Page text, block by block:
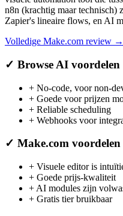
n8n (krachtig maar technisch)
Zapier's lineaire flows, en AI
Volledige Make.com review →
✓ Browse AI voordelen
+ No-code, voor non-
+ Goede voor prijzen
+ Reliable scheduling
+ Webhooks voor
✓ Make.com voordelen
+ Visuele editor is
+ Goede prijs-kwaliteit
+ AI modules zijn
+ Gratis tier bruikbaar